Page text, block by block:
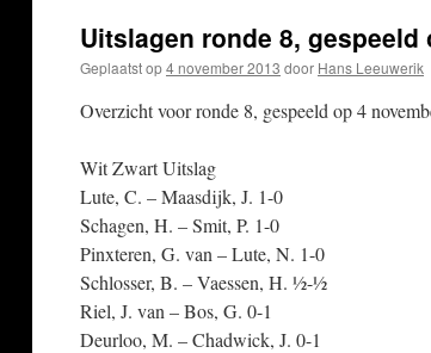
Uitslagen ronde 8,
Geplaatst op4 november 2013 door Hans Leeuwerik
Overzicht voor ronde 8, gespeeld op 4
Wit Zwart Uitslag
Lute, C. – Maasdijk, J. 1-0
Schagen, H. – Smit, P. 1-0
Pinxteren, G. van – Lute, N. 1-0
Schlosser, B. – Vaessen, H. ½-½
Riel, J. van – Bos, G. 0-1
Deurloo, M. – Chadwick, J. 0-1